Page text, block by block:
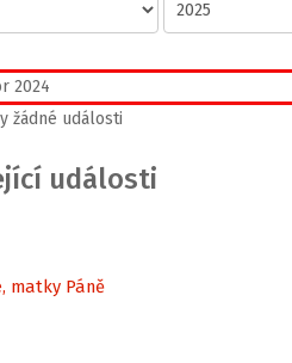
2024
žádné události
události
matky Páně